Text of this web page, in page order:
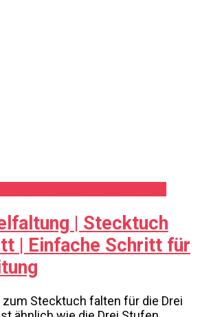
| Stecktuch
| Einfache Schritt für
Stecktuch falten für die Drei